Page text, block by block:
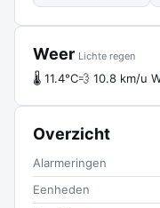
Weer Lichte regen
🌡 11.4°C💨 10.8 km/u
Overzicht
Alarmeringen
Eenheden